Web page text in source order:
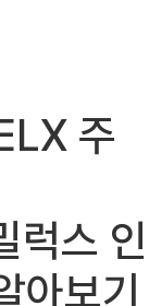
주
스 인
아보기